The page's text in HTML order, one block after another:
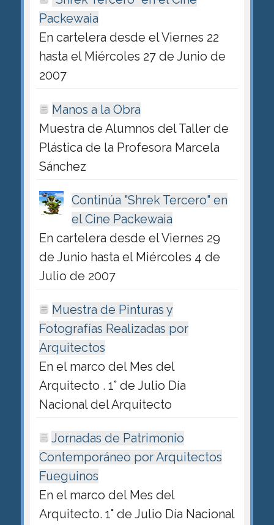
Packewaia
En cartelera desde el Viernes 22
hasta el Miércoles 27 de Junio de
2007
Manos a la Obra
Muestra de Alumnos del Taller de
Plástica de la Profesora Marcela
Sánchez
Continúa "Shrek Tercero" en
el Cine Packewaia
En cartelera desde el Viernes 29
de Junio hasta el Miércoles 4 de
Julio de 2007
Muestra de Pinturas y
Fotografías Realizadas por
Arquitectos
En el marco del Mes del
Arquitecto . 1° de Julio Día
Nacional del Arquitecto
Jornadas de Patrimonio
Contemporáneo por Arquitectos
Fueguinos
En el marco del Mes del
Arquitecto. 1° de Julio Día Nacional